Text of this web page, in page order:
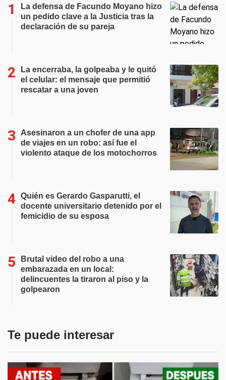
La defensa de Facundo Moyano hizo
un pedido clave a la Justicia tras la
declaración de su pareja
La encerraba, la golpeaba y le quitó
el celular: el mensaje que permitió
rescatar a una joven
Asesinaron a un chofer de una app
de viajes en un robo: así fue el
violento ataque de los motochorros
Quién es Gerardo Gasparutti, el
docente universitario detenido por el
femicidio de su esposa
Brutal video del robo a una
embarazada en un local:
delincuentes la tiraron al piso y la
golpearon
Te puede interesar